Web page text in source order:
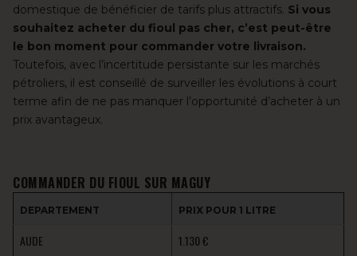
domestique de bénéficier de tarifs plus attractifs. Si vous
souhaitez acheter du fioul pas cher, c’est peut-être
le bon moment pour commander votre livraison.
Toutefois, avec l’incertitude persistante sur les marchés
pétroliers, il est conseillé de surveiller les évolutions à court
terme afin de ne pas manquer l’opportunité d’acheter à un
prix avantageux.
COMMANDER DU FIOUL SUR MAGUY
DEPARTEMENT PRIX POUR 1 LITRE
AUDE
1.130 €